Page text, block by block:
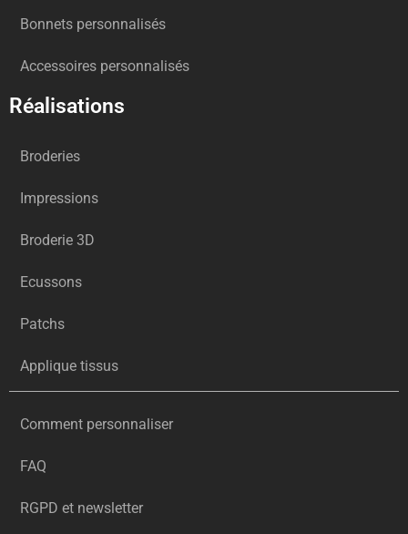
Bonnets personnalisés
Accessoires personnalisés
Réalisations
Broderies
Impressions
Broderie 3D
Ecussons
Patchs
Applique tissus
Comment personnaliser
FAQ
RGPD et newsletter